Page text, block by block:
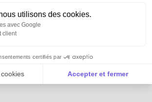
utilisons des cookies.
avec Google
client
certifiés par
Accepter et fermer
du Consentement :
de relance auprès d'un notaire
comptable se distingue de celui
des expertises.
sur des dossiers de